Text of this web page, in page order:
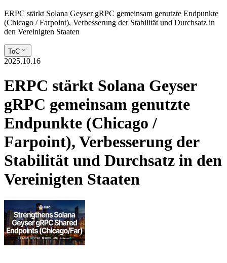
ERPC stärkt Solana Geyser gRPC gemeinsam genutzte Endpunkte
(Chicago / Farpoint), Verbesserung der Stabilität und Durchsatz in
den Vereinigten Staaten
ToC
2025.10.16
ERPC stärkt Solana Geyser
gRPC gemeinsam genutzte
Endpunkte (Chicago /
Farpoint), Verbesserung der
Stabilität und Durchsatz in den
Vereinigten Staaten